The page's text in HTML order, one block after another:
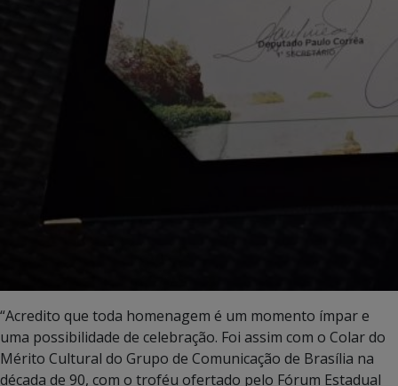
“Acredito que toda homenagem é um momento ímpar e
uma possibilidade de celebração. Foi assim com o Colar do
Mérito Cultural do Grupo de Comunicação de Brasília na
década de 90, com o troféu ofertado pelo Fórum Estadual